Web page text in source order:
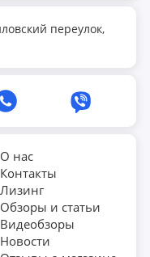
переулок,
О нас
Контакты
Лизинг
Обзоры и статьи
Видеобзоры
Новости